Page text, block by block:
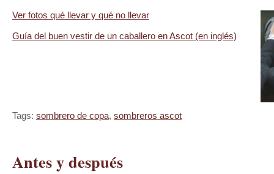
Ver fotos qué llevar y qué no llevar
Guía del buen vestir de un caballero en Ascot (en inglés)
Tags: sombrero de copa, sombreros ascot
Antes y después